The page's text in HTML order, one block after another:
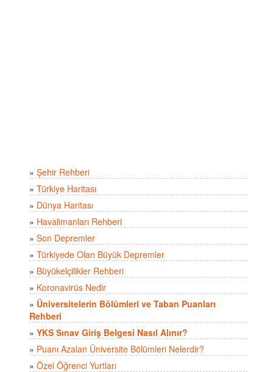
» Şehir Rehberi
» Türkiye Haritası
» Dünya Haritası
» Havalimanları Rehberi
» Son Depremler
» Türkiyede Olan Büyük Depremler
» Büyükelçilikler Rehberi
» Koronavirüs Nedir
» Üniversitelerin Bölümleri ve Taban Puanları
Rehberi
» YKS Sınav Giriş Belgesi Nasıl Alınır?
» Puanı Azalan Üniversite Bölümleri Nelerdir?
» Özel Öğrenci Yurtları